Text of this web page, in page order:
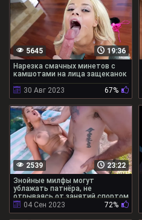
19:36
5645
Нарезка смачных минетов с
камшотами на лица защеканок
30 Авг 2023
67%
23:22
2539
Знойные милфы могут
ублажать патнёра, не
отрываясь от занятий спортом
04 Сен 2023
72%